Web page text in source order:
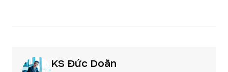
KS Đức Doãn